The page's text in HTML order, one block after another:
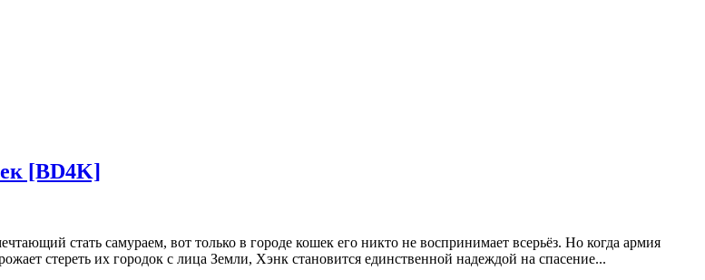
[BD4K]
стать самураем, вот только в городе кошек его никто не воспринимает всерьёз. Но когда армия
стереть их городок с лица Земли, Хэнк становится единственной надеждой на спасение...